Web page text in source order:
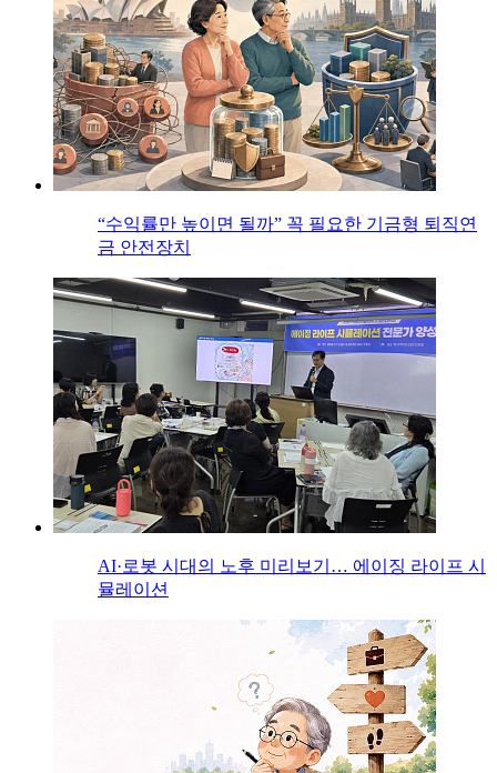
“수익률만 높이면 될까” 꼭 필요한 기금형 퇴직연
금 안전장치
AI·로봇 시대의 노후 미리보기… 에이징 라이프 시
뮬레이션